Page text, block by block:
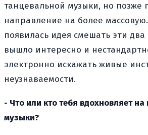
танцевальной музыки, но позже
направление на более
появилась идея смешать эти два
вышло интересно и
электронно искажать живые
неузнаваемости.
- Что или кто тебя вдохновляет
музыки?